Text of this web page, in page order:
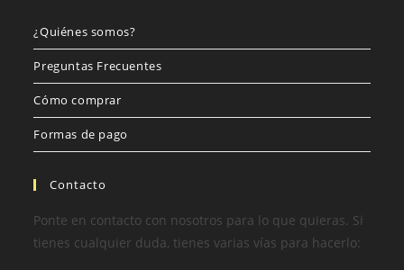
¿Quiénes somos?
Preguntas Frecuentes
Cómo comprar
Formas de pago
Contacto
Ponte en contacto con nosotros para lo que quieras. Si
tienes cualquier duda, tienes varias vías para hacerlo: